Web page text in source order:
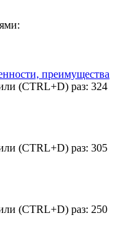
преимущества
(CTRL+D) раз: 324
(CTRL+D) раз: 305
(CTRL+D) раз: 250